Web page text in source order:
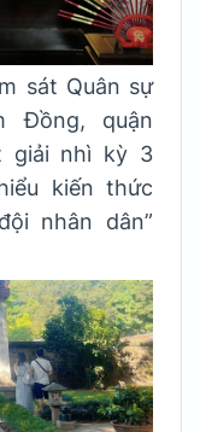
sát Quân sự
Đồng, quận
giải nhì kỳ 3
kiến thức
nhân dân”